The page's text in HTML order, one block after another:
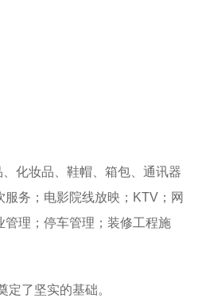
化妆品、鞋帽、箱包、通讯器
务；电影院线放映；KTV；网
理；停车管理；装修工程施
了坚实的基础。